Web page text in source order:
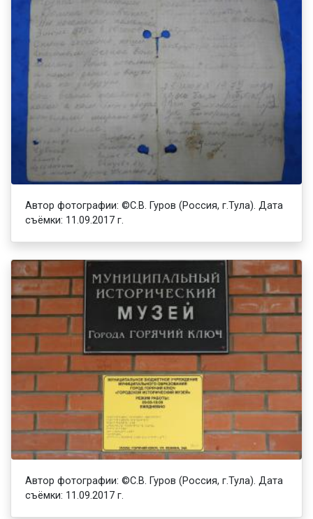
Автор фотографии: ©С.В. Гуров (Россия, г.Тула). Дата
съёмки: 11.09.2017 г.
Автор фотографии: ©С.В. Гуров (Россия, г.Тула). Дата
съёмки: 11.09.2017 г.